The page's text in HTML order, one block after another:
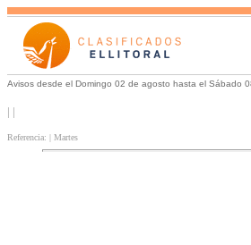
Avisos desde el Domingo 02 de agosto hasta el Sábado
| |
Referencia: | Martes